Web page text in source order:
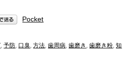
Pocket
,予防 口臭 ,方法 ,歯周病 ,歯磨き ,歯磨き粉 ,知